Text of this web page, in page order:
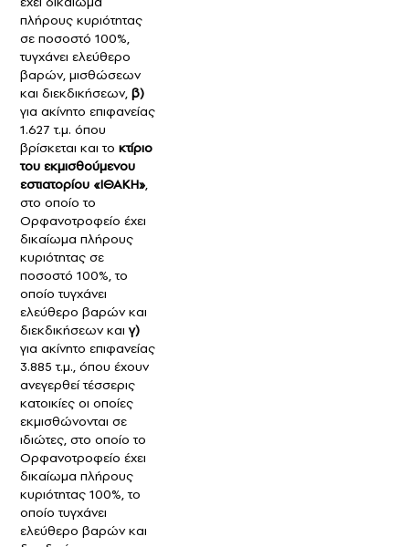
πλήρους κυριότητας
σε ποσοστό 100%,
τυγχάνει ελεύθερο
βαρών, μισθώσεων
και διεκδικήσεων, β)
για ακίνητο επιφανείας
1.627 τ.μ. όπου
βρίσκεται και το κτίριο
του εκμισθούμενου
εστιατορίου «ΙΘΑΚΗ»,
στο οποίο το
Ορφανοτροφείο έχει
δικαίωμα πλήρους
κυριότητας σε
ποσοστό 100%, το
οποίο τυγχάνει
ελεύθερο βαρών και
διεκδικήσεων και γ)
για ακίνητο επιφανείας
3.885 τ.μ., όπου έχουν
ανεγερθεί τέσσερις
κατοικίες οι οποίες
εκμισθώνονται σε
ιδιώτες, στο οποίο το
Ορφανοτροφείο έχει
δικαίωμα πλήρους
κυριότητας 100%, το
οποίο τυγχάνει
ελεύθερο βαρών και